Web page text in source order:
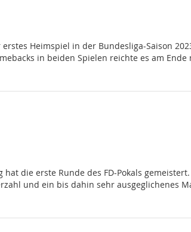
Heimspiel in der Bundesliga-Saison
in beiden Spielen reichte es am
die erste Runde des FD-Pokals
und ein bis dahin sehr ausgeglichenes